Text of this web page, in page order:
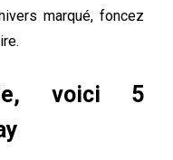
marqué, foncez
voici 5